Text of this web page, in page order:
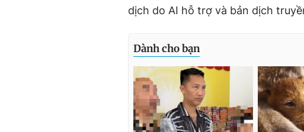
dịch do AI hỗ trợ và bản dịch